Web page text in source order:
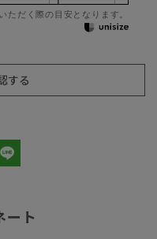
ただく際の目安となります。
ート